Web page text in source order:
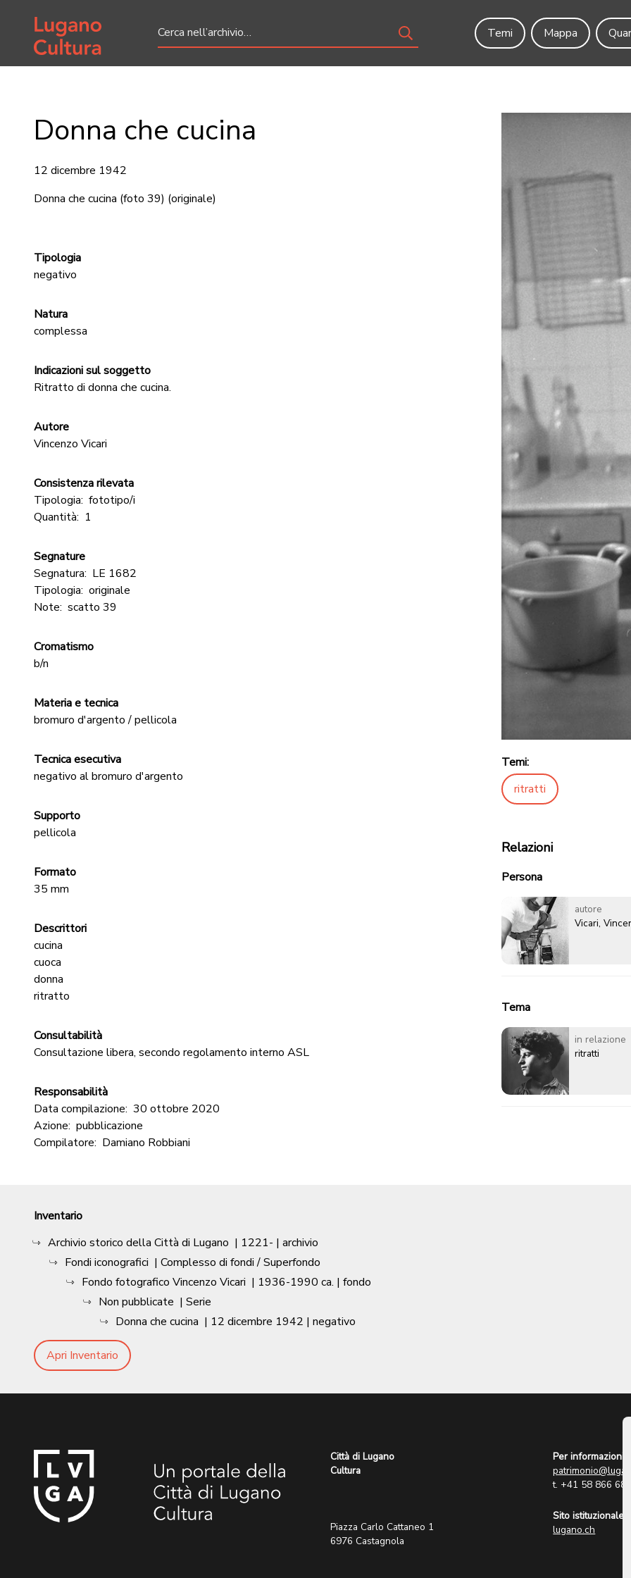
Home page
Temi
Mappa
Donna che cucina
12 dicembre 1942
Donna che cucina (foto 39) (originale)
Tipologia
negativo
Natura
complessa
Indicazioni sul soggetto
Ritratto di donna che cucina.
Autore
Vincenzo Vicari
Consistenza rilevata
Tipologia: fototipo/i
Quantità: 1
Segnature
Segnatura: LE 1682
Tipologia: originale
Note: scatto 39
Cromatismo
b/n
Materia e tecnica
bromuro d'argento / pellicola
Tecnica esecutiva
negativo al bromuro d'argento
Supporto
pellicola
Formato
35 mm
Descrittori
cucina
cuoca
donna
ritratto
Consultabilità
Consultazione libera, secondo regolamento interno ASL
Responsabilità
Data compilazione: 30 ottobre 2020
Azione: pubblicazione
Compilatore: Damiano Robbiani
Temi:
ritratti
Relazioni
Persona
autore
Vicari,
Tema
in relazione
ritratti
Inventario
Archivio storico della Città di Lugano | 1221- | archivio
Fondi iconografici | Complesso di fondi / Superfondo
Fondo fotografico Vincenzo Vicari | 1936-1990 ca. | fondo
Non pubblicate | Serie
Donna che cucina | 12 dicembre 1942 | negativo
Apri Inventario
Città di Lugano
Cultura
Piazza Carlo Cattaneo 1
6976 Castagnola
Per informazioni:
t. +41 58 866 68
Sito istituzionale:
lugano.ch